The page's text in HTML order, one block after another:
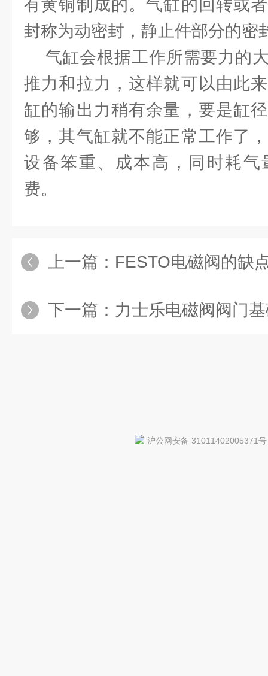
有黄铜制成的。气缸的回转或
封称为动密封，静止件部分的密
气缸会根据工作所需要力的
推力和拉力，这样就可以由此
缸的输出力稍有余量，要是缸
够，其气缸就不能正常工作了
设备笨重、成本高，同时耗气
费。
上一篇： FESTO电磁阀的缺点
下一篇： 力士乐电磁阀阀门
沪公网安备 31011402005371号